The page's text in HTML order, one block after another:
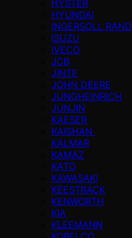
HYSTER
HYUNDAI
INGERSOLL RAND
ISUZU
IVECO
JCB
JİNTE
JOHN DEERE
JUNGHEINRICH
JUNJIN
KAESER
KAISHAN
KALMAR
KAMAZ
KATO
KAWASAKI
KEESTRACK
KENWORTH
KIA
KLEEMANN